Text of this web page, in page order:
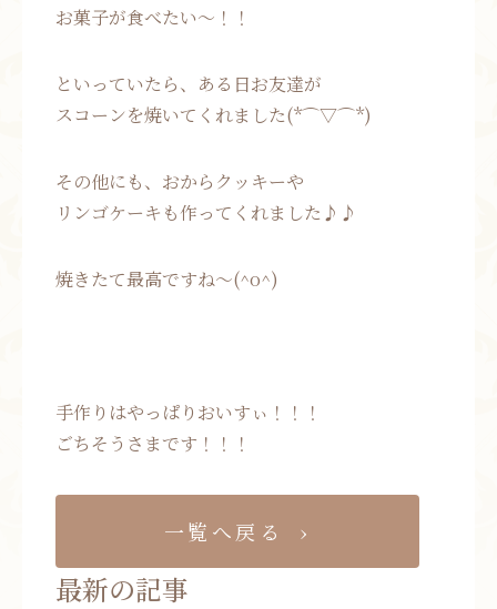
お菓子が食べたい～！！
といっていたら、ある日お友達が
スコーンを焼いてくれました(*⌒▽⌒*)
その他にも、おからクッキーや
リンゴケーキも作ってくれました♪♪
焼きたて最高ですね～(^o^)
手作りはやっぱりおいすぃ！！！
ごちそうさまです！！！
一覧へ戻る
最新の記事